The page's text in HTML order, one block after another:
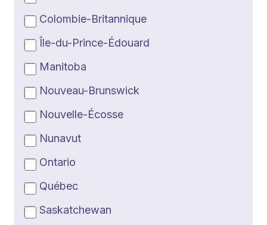
Colombie-Britannique
Île-du-Prince-Édouard
Manitoba
Nouveau-Brunswick
Nouvelle-Écosse
Nunavut
Ontario
Québec
Saskatchewan